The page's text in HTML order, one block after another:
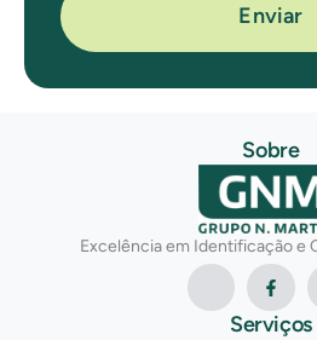
Enviar
Sobre
Excelência em Identificação e
Serviços